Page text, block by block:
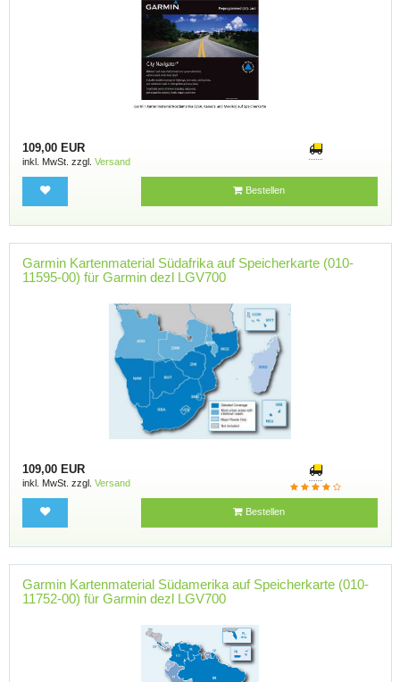
109,00 EUR
inkl. MwSt. zzgl. Versand
Bestellen
Garmin Kartenmaterial Südafrika auf Speicherkarte (010-
11595-00) für Garmin dezl LGV700
109,00 EUR
inkl. MwSt. zzgl. Versand
Bestellen
Garmin Kartenmaterial Südamerika auf Speicherkarte (010-
11752-00) für Garmin dezl LGV700